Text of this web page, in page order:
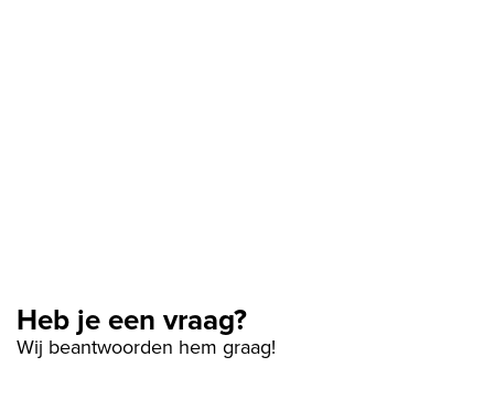
Heb je een vraag?
Wij beantwoorden hem graag!